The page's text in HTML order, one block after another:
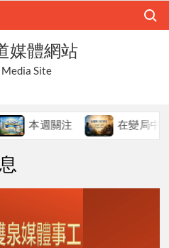
媒體網站
Site
注 在變局中持守真道